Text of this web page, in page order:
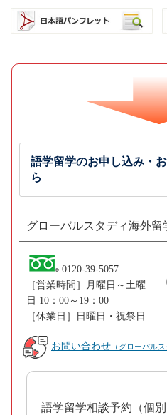
語学留学のお申し込み・
ら
グローバルスタディ海外留
0120-39-5057
［営業時間］月曜日～土曜
日 10：00～19：00
［休業日］日曜日・祝祭日
お問い合わせ （グローバルス
語学留学相談予約（個別